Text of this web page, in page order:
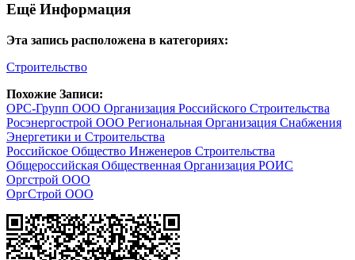
Ещё Информация
Эта запись расположена в категориях:
Строительство
Похожие Записи:
ОРС-Групп ООО Организация Российского Строительства
Росэнергострой ООО Региональная Организация Снабжения
Энергетики и Строительства
Российское Общество Инженеров Строительства
Общероссийская Общественная Организация РОИС
Оргстрой ООО
ОргСтрой ООО